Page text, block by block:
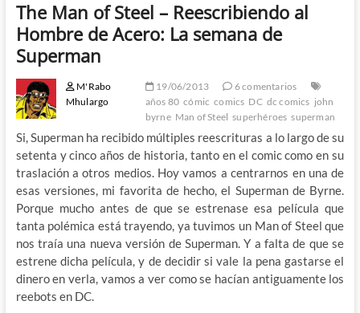
The Man of Steel – Reescribiendo al
Hombre de Acero: La semana de
Superman
M'Rabo
Mhulargo
19/06/2013
6 comentarios
años 80 cómic comics DC dc comics john
byrne Man of Steel superhéroes superman
Si, Superman ha recibido múltiples reescrituras a lo largo de su
setenta y cinco años de historia, tanto en el comic como en su
traslación a otros medios. Hoy vamos a centrarnos en una de
esas versiones, mi favorita de hecho, el Superman de Byrne.
Porque mucho antes de que se estrenase esa película que
tanta polémica está trayendo, ya tuvimos un Man of Steel que
nos traía una nueva versión de Superman. Y a falta de que se
estrene dicha película, y de decidir si vale la pena gastarse el
dinero en verla, vamos a ver como se hacían antiguamente los
reebots en DC.